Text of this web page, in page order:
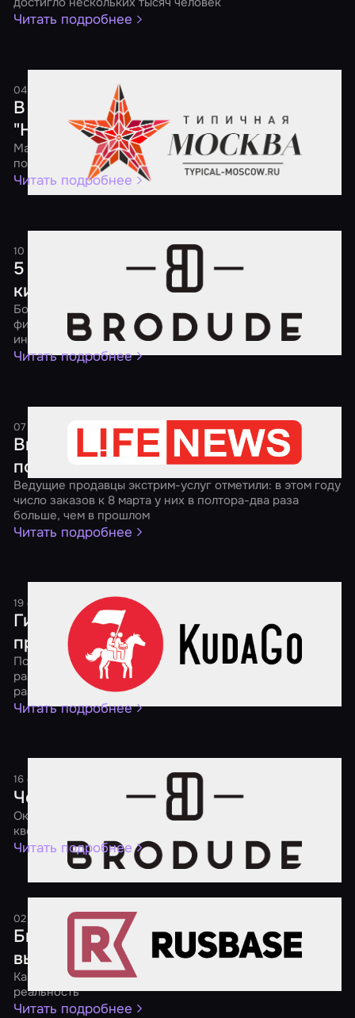
Читать подробнее
04 мая 2017 1 минута
В России пройдет ежегодная акция
"Ночь квестов"
Масштабная федеральная акция будет посвящена
популярным квестам, перформансам и экшн-играм
Читать подробнее
10 апреля 2017
5 советов о том, как порадовать
киномана
Большой выбор квестов по самым разным популярным
фильмам поможет утолить твой кинематографический
интерес
Читать подробнее
07 марта 2017 2 минуты
Вместо цветов — избить мужа. Какие
подарки в тренде на 8 Марта
Ведущие продавцы экстрим-услуг отметили: в этом году
число заказов к 8 марта у них в полтора-два раза
больше, чем в прошлом
Читать подробнее
19 сентября 20161 минута
Гид по квестам: выбираем
приключение мечты
Портал KudaGo.com вместе с "Миром Квестов"
разберется в многообразии видов подобного
развлечения
Читать подробнее
16 сентября 2016
Чем заняться на выходных
Окажись внутри фильма ужасов и поработай мозгами в
квесте
Читать подробнее
02 августа 20161 минута
Бизнес на квестах: входить или
выходить?
Как заработать на воплощении компьютерных игр в
реальность
Читать подробнее